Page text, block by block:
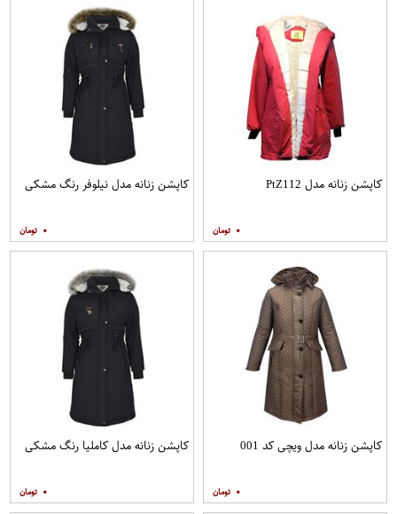
کاپشن زنانه مدل PtZ112
۰
کاپشن زنانه مدل نیلوفر رنگ مشکی
۰
کاپشن زنانه مدل ویچی کد 001
۰
کاپشن زنانه مدل کاملیا رنگ مشکی
۰